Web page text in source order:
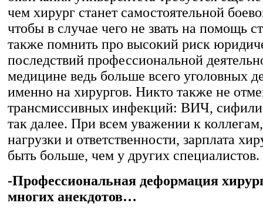
чем хирург станет самостоятельной
чтобы в случае чего не звать на помощь
также помнить про высокий риск
последствий профессиональной
медицине ведь больше всего уголовных
именно на хирургов. Никто также не
трансмиссивных инфекций: ВИЧ,
так далее. При всем уважении к
нагрузки и ответственности, зарплата
быть больше, чем у других специалистов.
-Профессиональная деформация
многих анекдотов…